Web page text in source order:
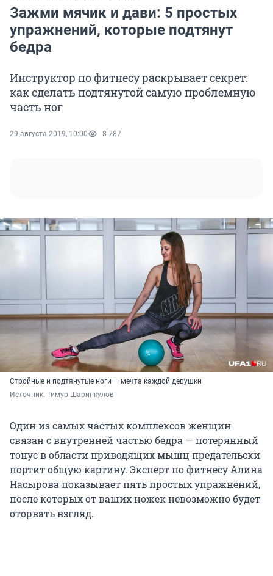
Зажми мячик и дави: 5 простых
упражнений, которые подтянут
бедра
Инструктор по фитнесу раскрывает секрет:
как сделать подтянутой самую проблемную
часть ног
29 августа 2019, 10:00 8 787
Стройные и подтянутые ноги — мечта каждой девушки
Источник: Тимур Шарипкулов
Один из самых частых комплексов женщин
связан с внутренней частью бедра — потерянный
тонус в области приводящих мышц предательски
портит общую картину. Эксперт по фитнесу Алина
Насырова показывает пять простых упражнений,
после которых от ваших ножек невозможно будет
оторвать взгляд.